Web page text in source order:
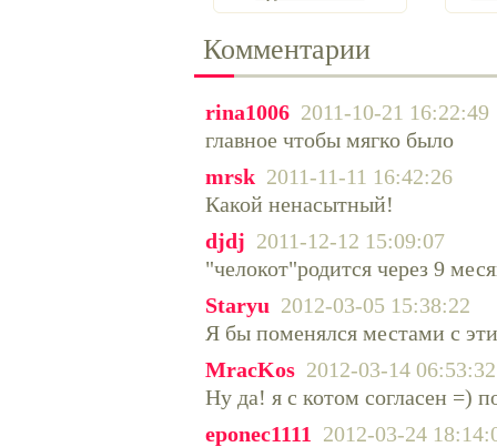
Комментарии
rina1006 2011-10-21 16:22:49
главное чтобы мягко было
mrsk 2011-11-11 16:42:26
Какой ненасытный!
djdj 2011-12-12 15:09:07
"челокот"родится через 9
Staryu 2012-03-05 15:38:22
Я бы поменялся местами с
MracKos 2012-03-14 06:53:32
Ну да! я с котом согласен =)
eponec1111
2012-03-24